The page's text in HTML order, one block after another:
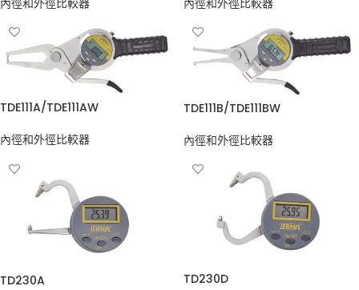
TDE111A/TDE111AW
內徑和外徑比較器
TDE111B/TDE111BW
內徑和外徑比較器
TD230A TD230D